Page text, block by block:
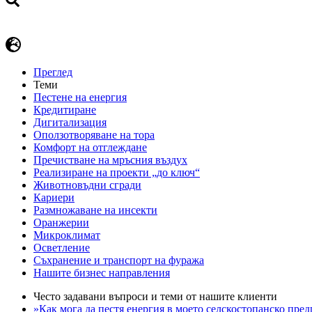
Преглед
Теми
Пестене на енергия
Кредитиране
Дигитализация
Оползотворяване на тора
Комфорт на отглеждане
Пречистване на мръсния въздух
Реализиране на проекти „до ключ“
Животновъдни сгради
Кариери
Размножаване на инсекти
Оранжерии
Микроклимат
Осветление
Съхранение и транспорт на фуража
Нашите бизнес направления
Често задавани въпроси и теми от нашите клиенти
»Как мога да пестя енергия в моето селскостопанско